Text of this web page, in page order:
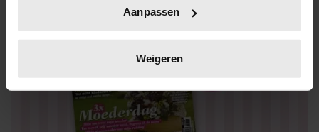
op specifieke eigenschappen (fingerprinting)
verwerkt en stel uw voorkeuren in het
intrekken in de Cookieverklaring.
We gebruiken cookies om content en advertenties te
Aanpassen
Weigeren